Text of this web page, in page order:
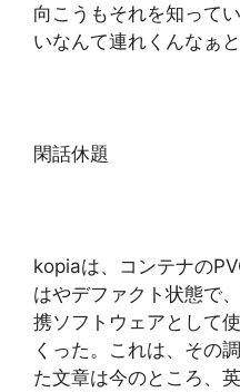
向こうもそれを知って
いなんて連れくんなぁと
閑話休題
kopiaは、コンテナの
はやデファクト状態で
携ソフトウェアとして
くった。これは、その
た文章は今のところ、